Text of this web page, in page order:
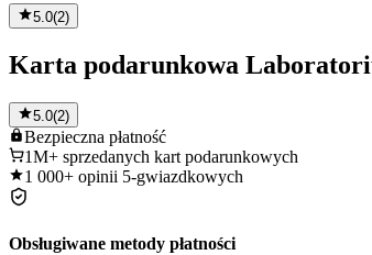
5.0(2)
Karta podarunkowa
5.0(2)
Bezpieczna płatność
1M+ sprzedanych kart podarunkowych
1 000+ opinii 5-gwiazdkowych
Obsługiwane metody płatności